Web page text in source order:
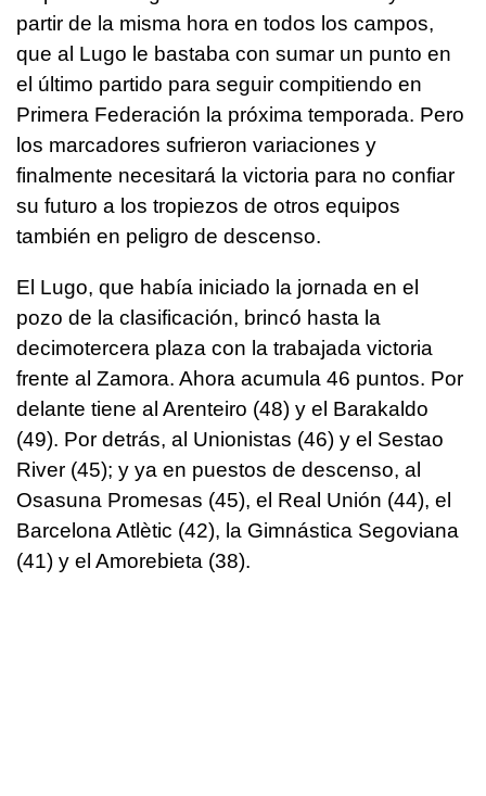
partir de la misma hora en todos los campos,
que al Lugo le bastaba con sumar un punto en
el último partido para seguir compitiendo en
Primera Federación la próxima temporada. Pero
los marcadores sufrieron variaciones y
finalmente necesitará la victoria para no confiar
su futuro a los tropiezos de otros equipos
también en peligro de descenso.
El Lugo, que había iniciado la jornada en el
pozo de la clasificación, brincó hasta la
decimotercera plaza con la trabajada victoria
frente al Zamora. Ahora acumula 46 puntos. Por
delante tiene al Arenteiro (48) y el Barakaldo
(49). Por detrás, al Unionistas (46) y el Sestao
River (45); y ya en puestos de descenso, al
Osasuna Promesas (45), el Real Unión (44), el
Barcelona Atlètic (42), la Gimnástica Segoviana
(41) y el Amorebieta (38).